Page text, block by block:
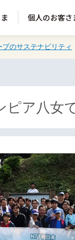
個人のお客さ
のサステナビリティ
ピア八女